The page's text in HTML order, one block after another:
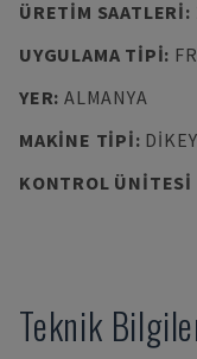
ÜRETIM SAATLERI:
UYGULAMA TIPI:
YER: ALMANYA
MAKINE TIPI:
KONTROL ÜNITESI
Teknik